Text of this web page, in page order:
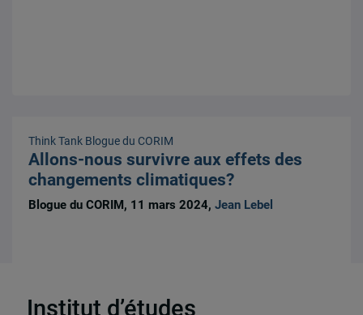
Think Tank Blogue du CORIM
Allons-nous survivre aux effets des
changements climatiques?
Blogue du CORIM, 11 mars 2024,Jean Lebel
Institut d’études